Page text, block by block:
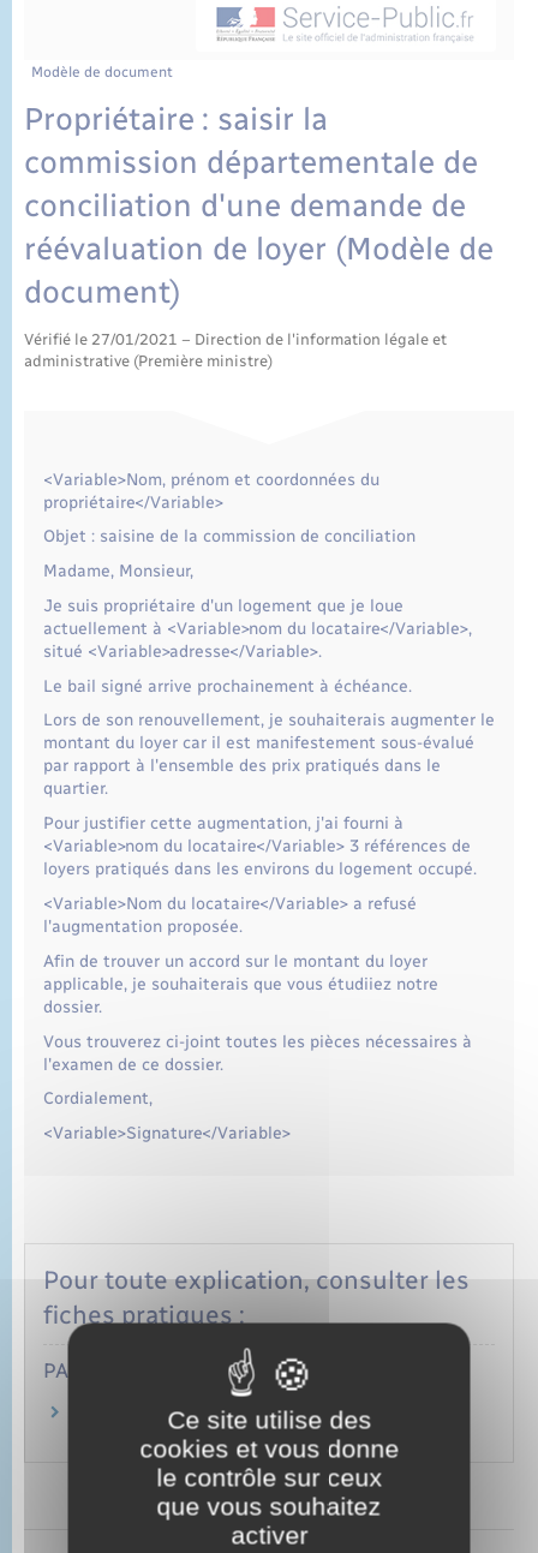
Modèle de document
Propriétaire : saisir la
commission départementale de
conciliation d'une demande de
réévaluation de loyer (Modèle de
document)
Vérifié le 27/01/2021 – Direction de l'information légale et
administrative (Première ministre)
<Variable>Nom, prénom et coordonnées du
propriétaire</Variable>
Objet : saisine de la commission de conciliation
Madame, Monsieur,
Je suis propriétaire d'un logement que je loue
actuellement à <Variable>nom du locataire</Variable>,
situé <Variable>adresse</Variable>.
Le bail signé arrive prochainement à échéance.
Lors de son renouvellement, je souhaiterais augmenter le
montant du loyer car il est manifestement sous-évalué
par rapport à l'ensemble des prix pratiqués dans le
quartier.
Pour justifier cette augmentation, j'ai fourni à
<Variable>nom du locataire</Variable> 3 références de
loyers pratiqués dans les environs du logement occupé.
<Variable>Nom du locataire</Variable> a refusé
l'augmentation proposée.
Afin de trouver un accord sur le montant du loyer
applicable, je souhaiterais que vous étudiiez notre
dossier.
Vous trouverez ci-joint toutes les pièces nécessaires à
l'examen de ce dossier.
Cordialement,
<Variable>Signature</Variable>
Pour toute explication, consulter les
fiches pratiques :
PARTICULIERS
Loyer sous-évalué d'un logement : hausse au
renouvellement du bail
Ce site utilise des
cookies et vous donne
le contrôle sur ceux
que vous souhaitez
activer